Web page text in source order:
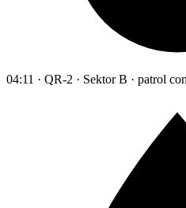
04:11 · QR-2 · Sektor B · patrol